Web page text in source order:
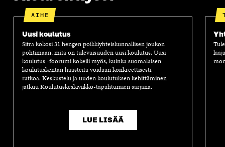
AIHE
Uusi koulutus
Sitra kokosi 31 hengen poikkiyhteiskunnallisen joukon
pohtimaan, mitä on tulevaisuuden uusi koulutus. Uusi
koulutus -foorumi kokeili myös, kuinka suomalaisen
koulutuskentän haasteita voidaan konkreettisesti
ratkoa. Keskustelu ja uuden koulutuksen kehittäminen
jatkuu Koulutuskeskiviikko-tapahtumien sarjana.
LUE LISÄÄ